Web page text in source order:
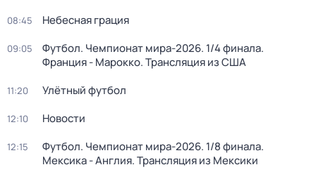
08:45 Небесная грация
09:05
Футбол. Чемпионат мира-2026. 1/4 финала.
Франция - Марокко. Трансляция из США
11:20 Улётный футбол
12:10 Новости
12:15
Футбол. Чемпионат мира-2026. 1/8 финала.
Мексика - Англия. Трансляция из Мексики